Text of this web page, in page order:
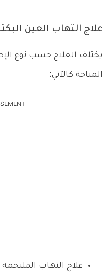
علاج التهاب العين
يختلف العلاج حسب نوع
المتاحة كالآتي:
علاج التهاب الملتحمة